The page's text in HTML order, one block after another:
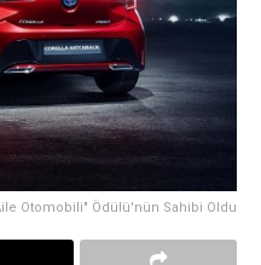
Otomobili" Ödülü'nün Sahibi Oldu